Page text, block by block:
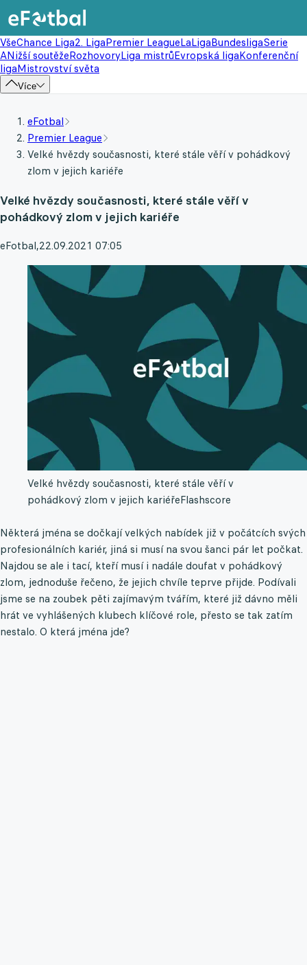
VšeChance Liga2. LigaPremier LeagueLaLigaBundesligaSerie
ANižší soutěžeRozhovoryLiga mistrůEvropská ligaKonferenční
ligaMistrovství světa
Více
eFotbal
Premier League
Velké hvězdy současnosti, které stále věří v pohádkový
zlom v jejich kariéře
Velké hvězdy současnosti, které stále věří v
pohádkový zlom v jejich kariéře
eFotbal,22.09.2021 07:05
Velké hvězdy současnosti, které stále věří v
pohádkový zlom v jejich kariéřeFlashscore
Některá jména se dočkají velkých nabídek již v počátcích svých
profesionálních kariér, jiná si musí na svou šanci pár let počkat.
Najdou se ale i tací, kteří musí i nadále doufat v pohádkový
zlom, jednoduše řečeno, že jejich chvíle teprve přijde. Podívali
jsme se na zoubek pěti zajímavým tvářím, které již dávno měli
hrát ve vyhlášených klubech klíčové role, přesto se tak zatím
nestalo. O která jména jde?